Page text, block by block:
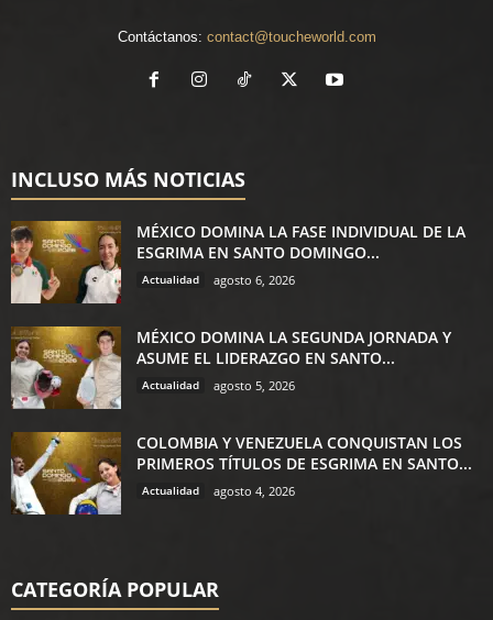
Contáctanos: contact@toucheworld.com
INCLUSO MÁS NOTICIAS
MÉXICO DOMINA LA FASE INDIVIDUAL DE LA
ESGRIMA EN SANTO DOMINGO...
Actualidad agosto 6, 2026
MÉXICO DOMINA LA SEGUNDA JORNADA Y
ASUME EL LIDERAZGO EN SANTO...
Actualidad agosto 5, 2026
COLOMBIA Y VENEZUELA CONQUISTAN LOS
PRIMEROS TÍTULOS DE ESGRIMA EN SANTO...
Actualidad agosto 4, 2026
CATEGORÍA POPULAR